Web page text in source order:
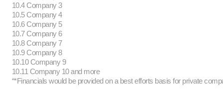
10.4 Company 3
10.5 Company 4
10.6 Company 5
10.7 Company 6
10.8 Company 7
10.9 Company 8
10.10 Company 9
10.11 Company 10 and more
“*Financials would be provided on a best efforts basis for private